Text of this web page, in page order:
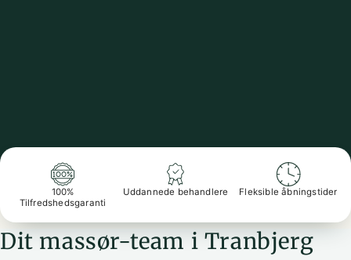
100%
Tilfredshedsgaranti
Uddannede behandlere Fleksible åbningstider
Dit massør-team i Tranbjerg